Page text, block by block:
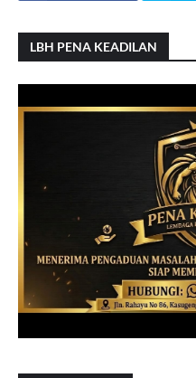
LBH PENA KEADILAN